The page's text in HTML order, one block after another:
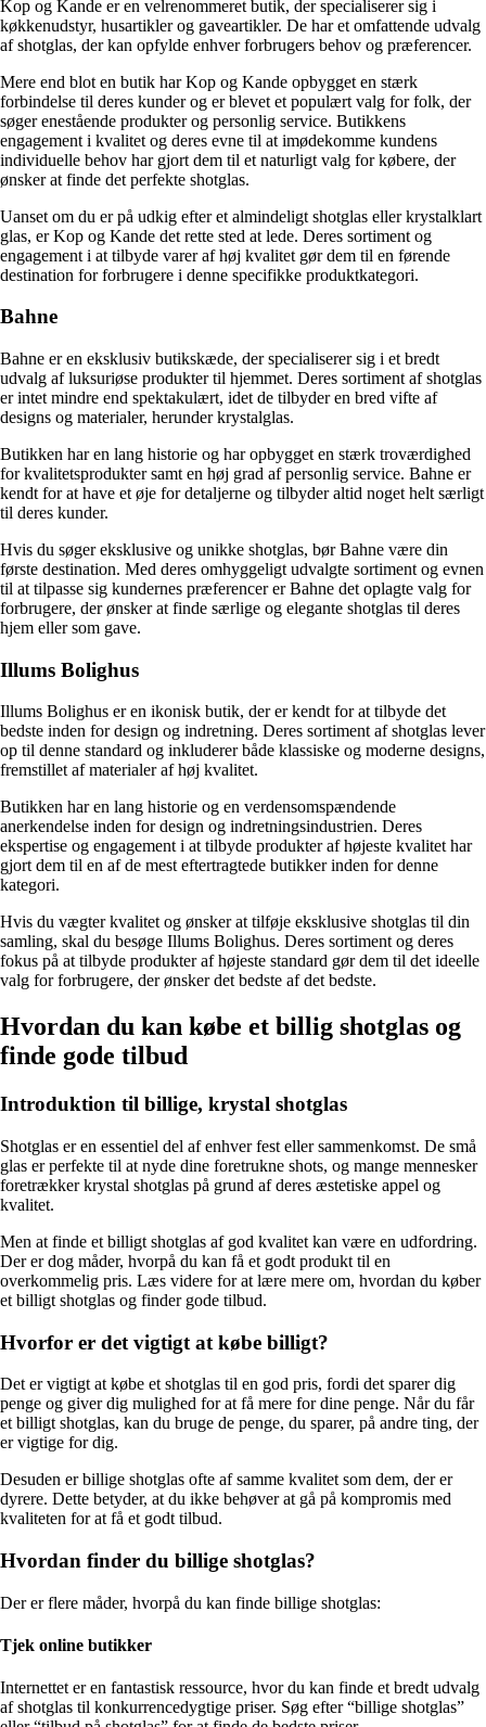
Kop og Kande er en velrenommeret butik, der specialiserer sig i
køkkenudstyr, husartikler og gaveartikler. De har et omfattende udvalg
af shotglas, der kan opfylde enhver forbrugers behov og præferencer.
Mere end blot en butik har Kop og Kande opbygget en stærk
forbindelse til deres kunder og er blevet et populært valg for folk, der
søger enestående produkter og personlig service. Butikkens
engagement i kvalitet og deres evne til at imødekomme kundens
individuelle behov har gjort dem til et naturligt valg for købere, der
ønsker at finde det perfekte shotglas.
Uanset om du er på udkig efter et almindeligt shotglas eller krystalklart
glas, er Kop og Kande det rette sted at lede. Deres sortiment og
engagement i at tilbyde varer af høj kvalitet gør dem til en førende
destination for forbrugere i denne specifikke produktkategori.
Bahne
Bahne er en eksklusiv butikskæde, der specialiserer sig i et bredt
udvalg af luksuriøse produkter til hjemmet. Deres sortiment af shotglas
er intet mindre end spektakulært, idet de tilbyder en bred vifte af
designs og materialer, herunder krystalglas.
Butikken har en lang historie og har opbygget en stærk troværdighed
for kvalitetsprodukter samt en høj grad af personlig service. Bahne er
kendt for at have et øje for detaljerne og tilbyder altid noget helt særligt
til deres kunder.
Hvis du søger eksklusive og unikke shotglas, bør Bahne være din
første destination. Med deres omhyggeligt udvalgte sortiment og evnen
til at tilpasse sig kundernes præferencer er Bahne det oplagte valg for
forbrugere, der ønsker at finde særlige og elegante shotglas til deres
hjem eller som gave.
Illums Bolighus
Illums Bolighus er en ikonisk butik, der er kendt for at tilbyde det
bedste inden for design og indretning. Deres sortiment af shotglas lever
op til denne standard og inkluderer både klassiske og moderne designs,
fremstillet af materialer af høj kvalitet.
Butikken har en lang historie og en verdensomspændende
anerkendelse inden for design og indretningsindustrien. Deres
ekspertise og engagement i at tilbyde produkter af højeste kvalitet har
gjort dem til en af de mest eftertragtede butikker inden for denne
kategori.
Hvis du vægter kvalitet og ønsker at tilføje eksklusive shotglas til din
samling, skal du besøge Illums Bolighus. Deres sortiment og deres
fokus på at tilbyde produkter af højeste standard gør dem til det ideelle
valg for forbrugere, der ønsker det bedste af det bedste.
Hvordan du kan købe et billig shotglas og
finde gode tilbud
Introduktion til billige, krystal shotglas
Shotglas er en essentiel del af enhver fest eller sammenkomst. De små
glas er perfekte til at nyde dine foretrukne shots, og mange mennesker
foretrækker krystal shotglas på grund af deres æstetiske appel og
kvalitet.
Men at finde et billigt shotglas af god kvalitet kan være en udfordring.
Der er dog måder, hvorpå du kan få et godt produkt til en
overkommelig pris. Læs videre for at lære mere om, hvordan du køber
et billigt shotglas og finder gode tilbud.
Hvorfor er det vigtigt at købe billigt?
Det er vigtigt at købe et shotglas til en god pris, fordi det sparer dig
penge og giver dig mulighed for at få mere for dine penge. Når du får
et billigt shotglas, kan du bruge de penge, du sparer, på andre ting, der
er vigtige for dig.
Desuden er billige shotglas ofte af samme kvalitet som dem, der er
dyrere. Dette betyder, at du ikke behøver at gå på kompromis med
kvaliteten for at få et godt tilbud.
Hvordan finder du billige shotglas?
Der er flere måder, hvorpå du kan finde billige shotglas:
Tjek online butikker
Internettet er en fantastisk ressource, hvor du kan finde et bredt udvalg
af shotglas til konkurrencedygtige priser. Søg efter “billige shotglas”